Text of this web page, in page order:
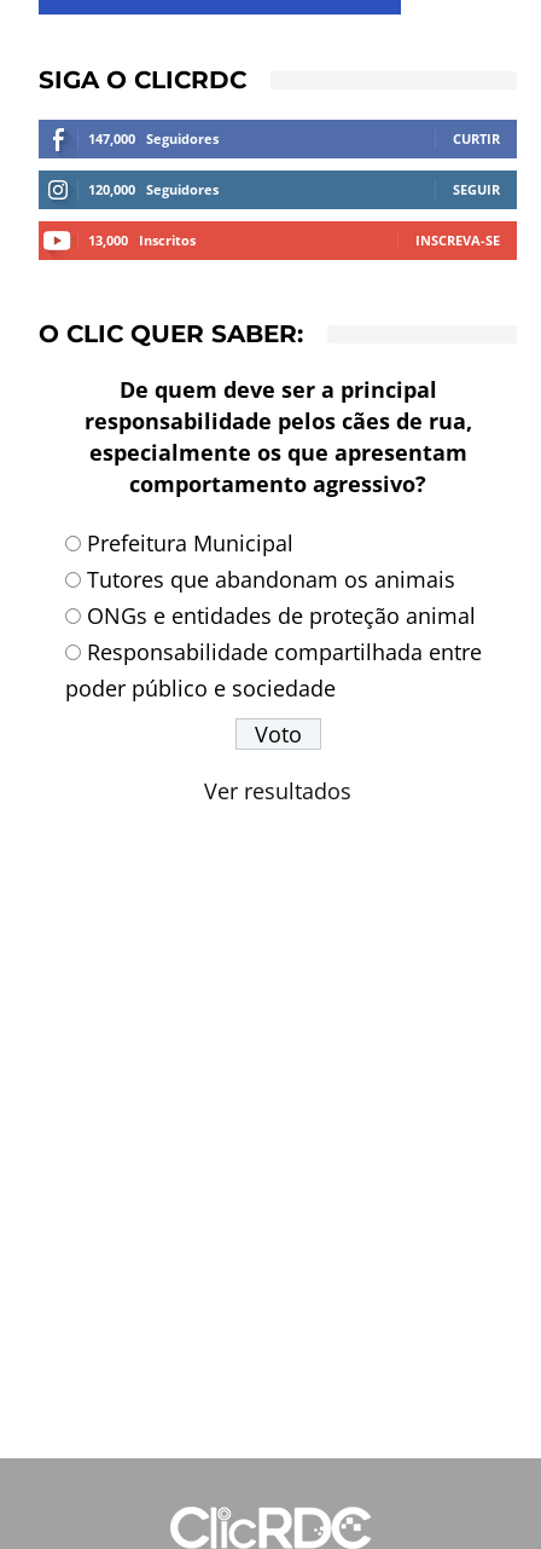
SIGA O CLICRDC
147,000 Seguidores CURTIR
120,000 Seguidores SEGUIR
13,000 Inscritos INSCREVA-SE
O CLIC QUER SABER:
De quem deve ser a principal
responsabilidade pelos cães de rua,
especialmente os que apresentam
comportamento agressivo?
Prefeitura Municipal
Tutores que abandonam os animais
ONGs e entidades de proteção animal
Responsabilidade compartilhada entre
poder público e sociedade
Ver resultados